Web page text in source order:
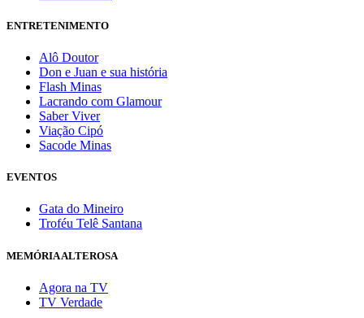
ENTRETENIMENTO
Alô Doutor
Don e Juan e sua história
Flash Minas
Lacrando com Glamour
Saber Viver
Viação Cipó
Sacode Minas
EVENTOS
Gata do Mineiro
Troféu Telê Santana
MEMÓRIA ALTEROSA
Agora na TV
TV Verdade